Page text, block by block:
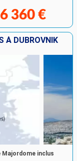
6 360 €
À DUBROVNIK
Majordome inclus